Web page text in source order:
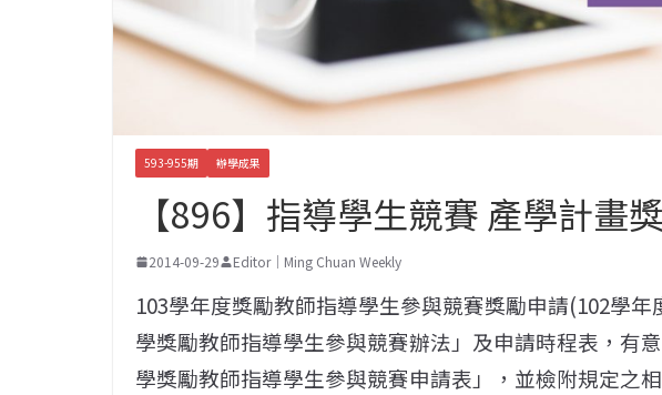
593-955期 辦學成果
【896】指導學生競賽 產學計畫
2014-09-29 Editor｜Ming Chuan Weekly
103學年度獎勵教師指導學生參與競賽獎勵申請(102學
學獎勵教師指導學生參與競賽辦法」及申請時程表，有
學獎勵教師指導學生參與競賽申請表」，並檢附規定之